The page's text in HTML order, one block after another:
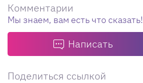
Комментарии
Мы знаем, вам есть что сказать!
Написать
Поделиться ссылкой